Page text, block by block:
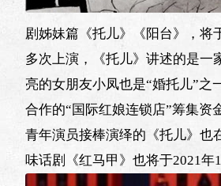
剧姊妹篇《托儿》《阳台》，将
多次上演，《托儿》讲述的是一
亮的女朋友小凤也是“婚托儿”之
合作的“国际红娘连锁店”筹集
青年演员接棒演绎的《托儿》也
味话剧《红马甲》也将于2021年